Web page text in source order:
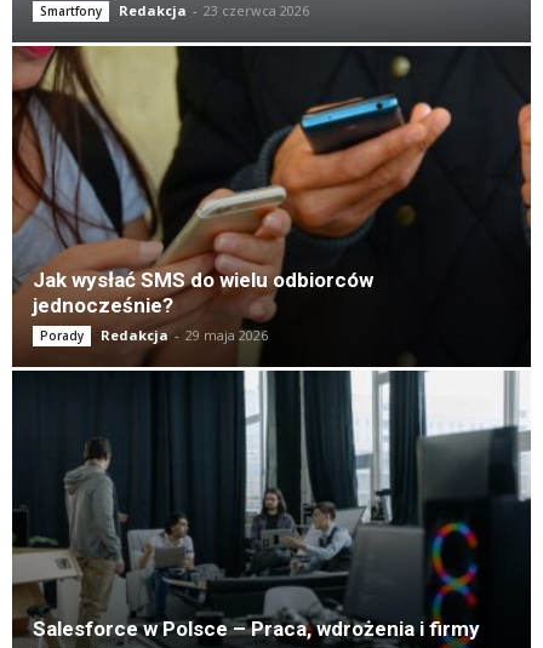
Smartfony Redakcja - 23 czerwca 2026
Jak wysłać SMS do wielu odbiorców
jednocześnie?
Porady Redakcja - 29 maja 2026
Salesforce w Polsce – Praca, wdrożenia i firmy